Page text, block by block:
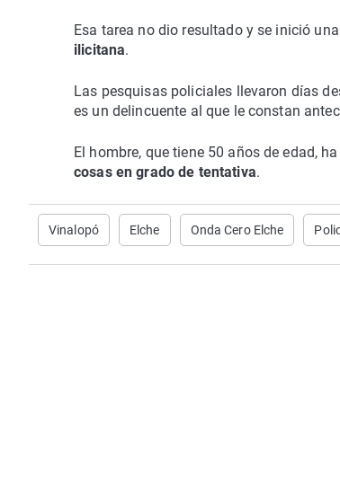
Esa tarea no dio resultado y se inició
ilicitana.
Las pesquisas policiales llevaron días
es un delincuente al que le constan
El hombre, que tiene 50 años de edad,
cosas en grado de tentativa.
Vinalopó Elche Onda Cero Elche